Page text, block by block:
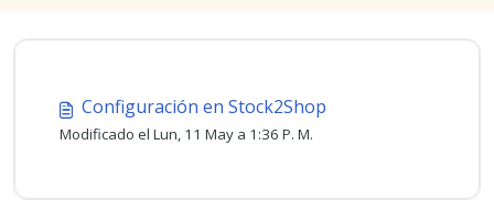
Configuración en Stock2Shop
Modificado el Lun, 11 May a 1:36 P. M.